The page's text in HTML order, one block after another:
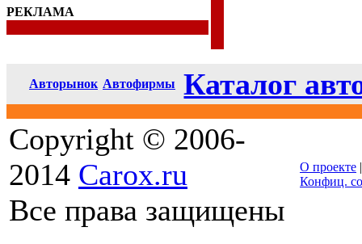
РЕКЛАМА
Авторынок Автофирмы
Каталог
Copyright © 2006-
2014 Carox.ru
Все права защищены
О проекте
Конфиц.